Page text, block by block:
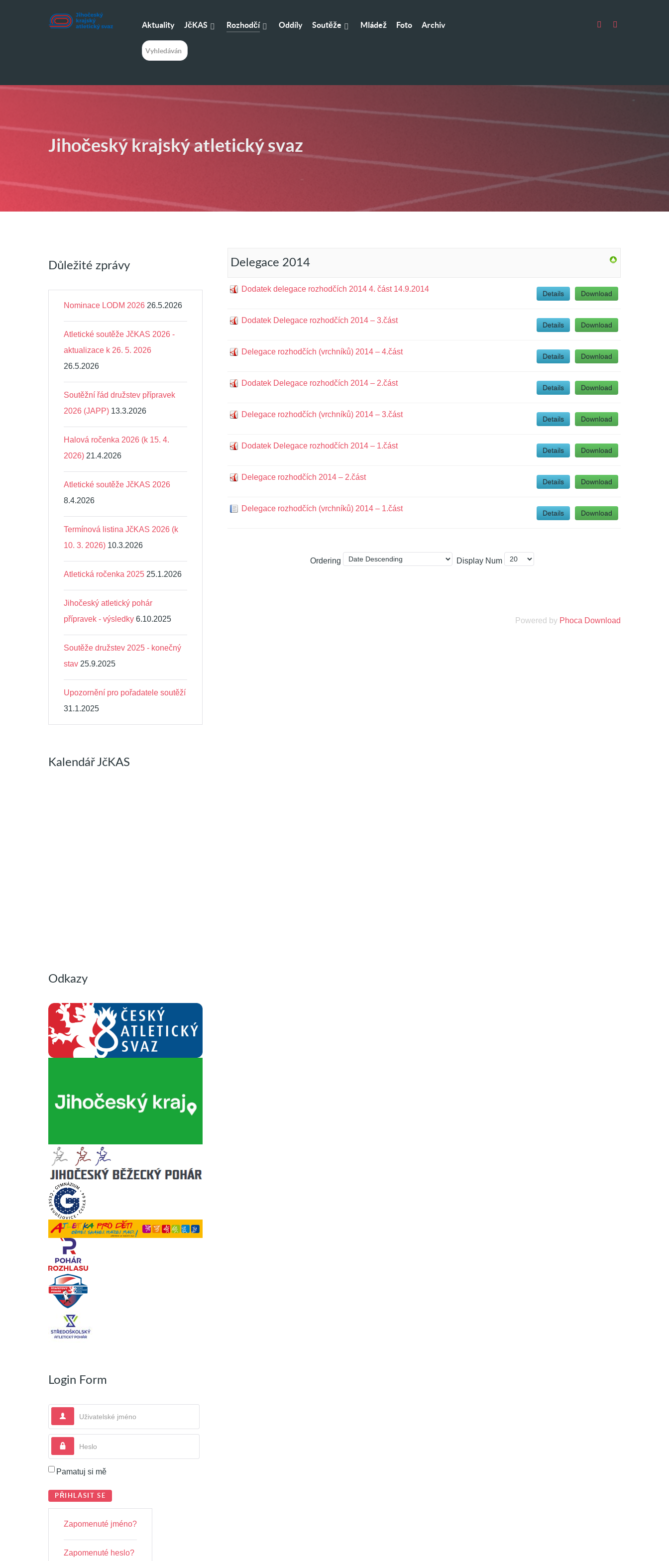
Aktuality JčKAS Rozhodčí Oddíly Soutěže Mládež Foto Archiv
H
l
e
n
Jihočeský krajský atletický svaz
Důležité zprávy
Nominace LODM 2026 26.5.2026
Atletické soutěže JčKAS 2026 -
aktualizace k 26. 5. 2026
26.5.2026
Soutěžní řád družstev přípravek
2026 (JAPP) 13.3.2026
Halová ročenka 2026 (k 15. 4.
2026) 21.4.2026
Atletické soutěže JčKAS 2026
8.4.2026
Termínová listina JčKAS 2026 (k
10. 3. 2026) 10.3.2026
Atletická ročenka 2025 25.1.2026
Jihočeský atletický pohár
přípravek - výsledky 6.10.2025
Soutěže družstev 2025 - konečný
stav 25.9.2025
Upozornění pro pořadatele soutěží
31.1.2025
Kalendář JčKAS
Odkazy
Login Form
Pamatuj si mě
PŘIHLÁSIT SE
Zapomenuté jméno?
Zapomenuté heslo?
Delegace 2014
Dodatek delegace rozhodčích 2014 4. část 14.9.2014
Download
Details
Dodatek Delegace rozhodčích 2014 – 3.část
Download
Details
Delegace rozhodčích (vrchníků) 2014 – 4.část
Download
Details
Dodatek Delegace rozhodčích 2014 – 2.část
Download
Details
Delegace rozhodčích (vrchníků) 2014 – 3.část
Download
Details
Dodatek Delegace rozhodčích 2014 – 1.část
Download
Details
Delegace rozhodčích 2014 – 2.část
Download
Details
Delegace rozhodčích (vrchníků) 2014 – 1.část
Download
Details
Ordering Display Num
Powered by Phoca Download